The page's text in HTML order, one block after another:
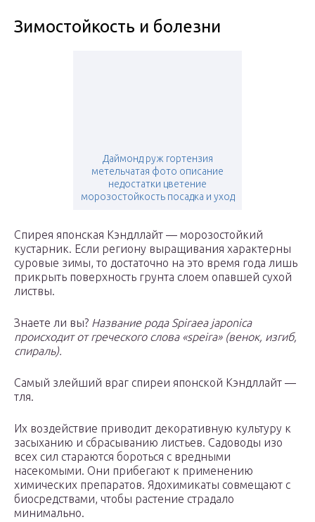
Зимостойкость и болезни
Даймонд руж гортензия
метельчатая фото описание
недостатки цветение
морозостойкость посадка и уход
Спирея японская Кэндллайт — морозостойкий
кустарник. Если региону выращивания характерны
суровые зимы, то достаточно на это время года лишь
прикрыть поверхность грунта слоем опавшей сухой
листвы.
Знаете ли вы? Название рода Spiraea japonica
происходит от греческого слова «speira» (венок, изгиб,
спираль).
Самый злейший враг спиреи японской Кэндллайт —
тля.
Их воздействие приводит декоративную культуру к
засыханию и сбрасыванию листьев. Садоводы изо
всех сил стараются бороться с вредными
насекомыми. Они прибегают к применению
химических препаратов. Ядохимикаты совмещают с
биосредствами, чтобы растение страдало
минимально.